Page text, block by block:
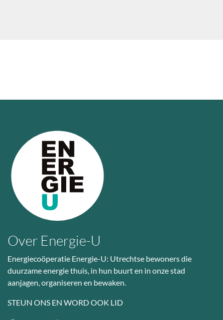
Over Energie-U
Energiecoöperatie Energie-U: Utrechtse bewoners die
duurzame energie thuis, in hun buurt en in onze stad
aanjagen, organiseren en bewaken.
STEUN ONS EN WORD OOK LID